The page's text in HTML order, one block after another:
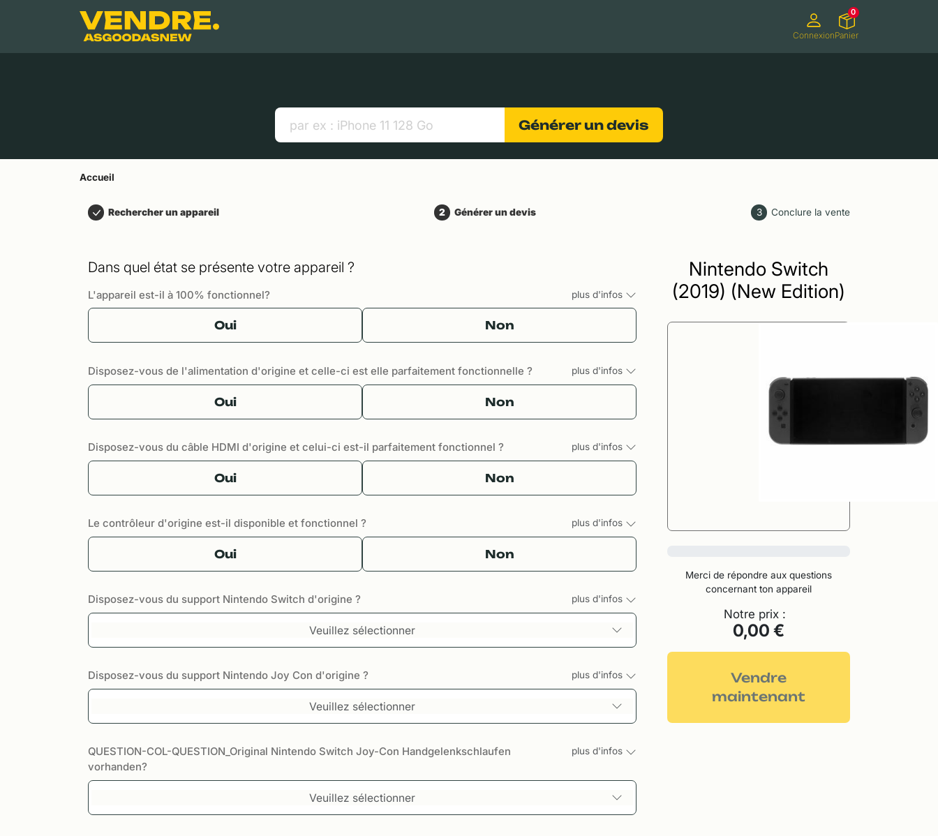
Contenu principal
ConnexionPanier
0
Générer un devis
Accueil
Rechercher un appareil 2 Générer un devis 3 Conclure la vente
Dans quel état se présente votre appareil ?
L'appareil est-il à 100% fonctionnel? plus d'infos
Oui Non
Disposez-vous de l'alimentation d'origine et celle-ci est elle parfaitement fonctionnelle ? plus d'infos
Oui Non
Disposez-vous du câble HDMI d'origine et celui-ci est-il parfaitement fonctionnel ? plus d'infos
Oui Non
Le contrôleur d'origine est-il disponible et fonctionnel ? plus d'infos
Oui Non
Disposez-vous du support Nintendo Switch d'origine ? plus d'infos
Veuillez sélectionner
Disposez-vous du support Nintendo Joy Con d'origine ? plus d'infos
Veuillez sélectionner
QUESTION-COL-QUESTION_Original Nintendo Switch Joy-Con Handgelenkschlaufen
vorhanden?
plus d'infos
Veuillez sélectionner
Nintendo Switch
(2019) (New Edition)
Merci de répondre aux questions
concernant ton appareil
Notre prix :
0,00 €
Vendre
maintenant